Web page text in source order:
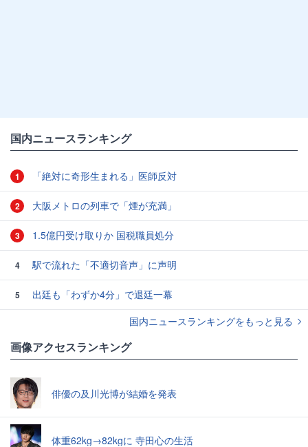
国内ニュースランキング
1 「絶対に奇形生まれる」医師反対
2 大阪メトロの列車で「煙が充満」
3 1.5億円受け取りか 国税職員処分
4 駅で流れた「不適切音声」に声明
5
出廷も「わずか4分」で退廷一幕
国内ニュースランキングをもっと見る
画像アクセスランキング
俳優の及川光博が結婚を発表
体重62kg→82kgに 寺田心の生活